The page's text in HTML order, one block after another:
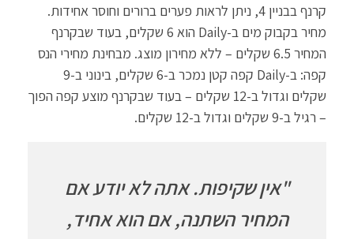
קרנף בבניין 4, ניתן לראות פערים ברורים וחוסר אחידות.
מחיר בקבוק מים ב-Daily הוא 6 שקלים, בעוד שבקרנף
המחיר 6.5 שקלים – ללא מחירון מוצג. מבחינת מחירי הנס
קפה: ב-Daily קפה קטן נמכר ב-6 שקלים, בינוני ב-9
שקלים וגדול ב-12 שקלים – בעוד שבקרנף מוצע קפה הפוך
– רגיל ב-9 שקלים וגדול ב-12 שקלים.
"אין שקיפות. אתה לא יודע אם
המחיר השתנה, אם הוא אחיד,